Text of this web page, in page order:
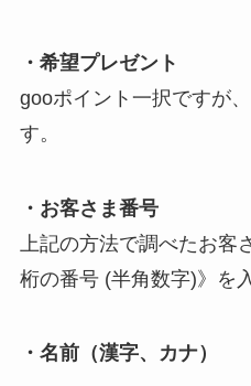
・希望プレゼント
gooポイント一択ですが
す。
・お客さま番号
上記の方法で調べたお
桁の番号 (半角数字)》を
・名前（漢字、カナ）